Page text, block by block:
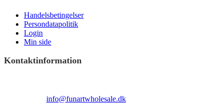
Handelsbetingelser
Persondatapolitik
Login
Min side
Kontaktinformation
info@funartwholesale.dk